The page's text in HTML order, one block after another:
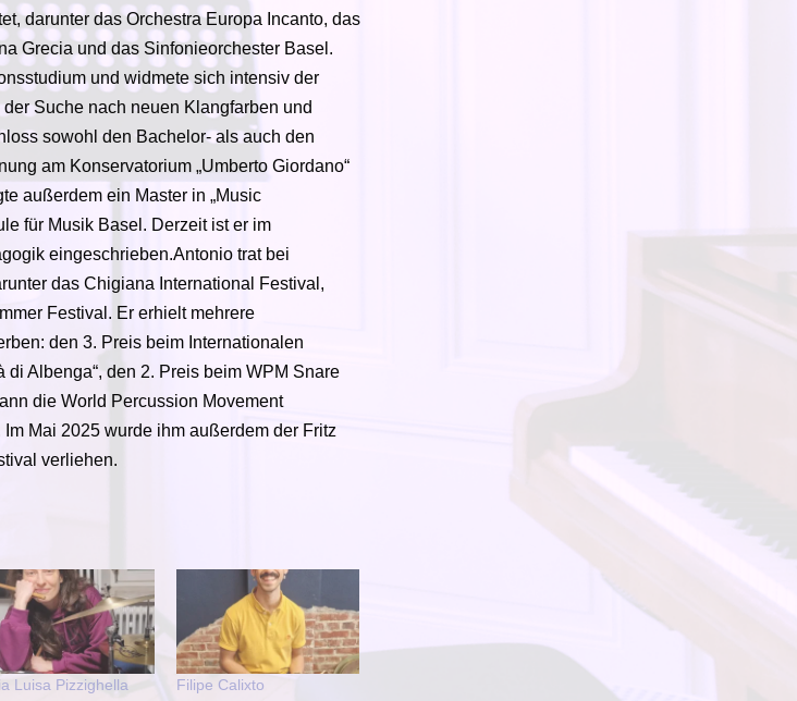
darunter das Orchestra Europa Incanto, das
Grecia und das Sinfonieorchester Basel.
und widmete sich intensiv der
Suche nach neuen Klangfarben und
sowohl den Bachelor- als auch den
am Konservatorium „Umberto Giordano“
außerdem ein Master in „Music
für Musik Basel. Derzeit ist er im
eingeschrieben.Antonio trat bei
das Chigiana International Festival,
Festival. Er erhielt mehrere
den 3. Preis beim Internationalen
di Albenga“, den 2. Preis beim WPM Snare
die World Percussion Movement
Mai 2025 wurde ihm außerdem der Fritz
verliehen.
Luisa Pizzighella Filipe Calixto